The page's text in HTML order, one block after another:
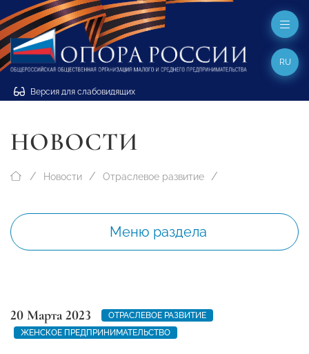
Версия для слабовидящих
RU
НОВОСТИ
Новости Отраслевое развитие
Меню раздела
20 Марта 2023
ОТРАСЛЕВОЕ РАЗВИТИЕ
ЖЕНСКОЕ ПРЕДПРИНИМАТЕЛЬСТВО